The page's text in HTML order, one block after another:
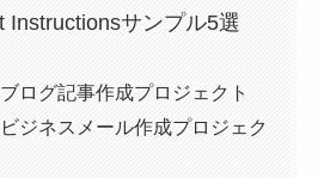
Instructionsサンプル5選
ログ記事作成プロジェクト
ジネスメール作成プロジェク